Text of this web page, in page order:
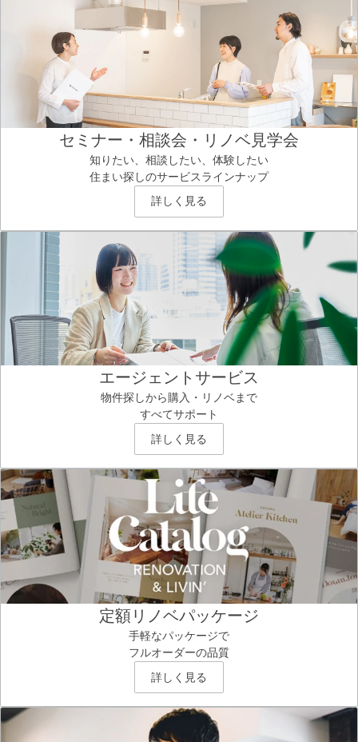
セミナー・相談会・リノベ見学会
知りたい、相談したい、体験したい
住まい探しのサービスラインナップ
詳しく見る
エージェントサービス
物件探しから購入・リノベまで
すべてサポート
詳しく見る
定額リノベパッケージ
手軽なパッケージで
フルオーダーの品質
詳しく見る